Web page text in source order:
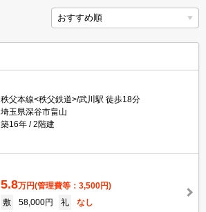
TOP
秩父本線<秩父鉄道>/武川駅 徒歩18分
埼玉県深谷市畠山
築16年
2階建
5.8万円(管理費等：3,500円)
敷
58,000円 礼
なし